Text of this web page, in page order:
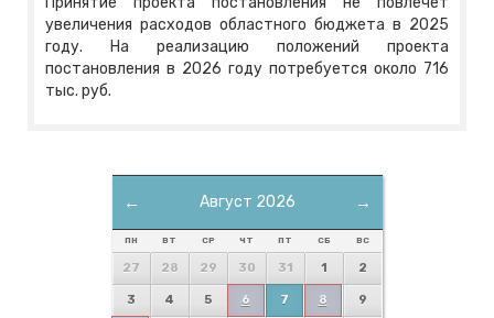
увеличения расходов областного бюджета в 2025
году. На реализацию положений проекта
постановления в 2026 году потребуется около 716
тыс. руб.
← →
Август 2026
ПН ВТ СР ЧТ ПТ СБ ВС
27 28 29 30 31 1 2
3 4 5 6 7 8 9